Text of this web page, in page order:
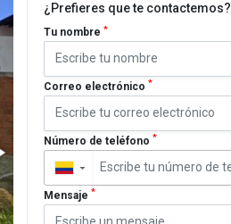
¿Prefieres que te contactemos?
Tu nombre *
Correo electrónico *
Número de teléfono *
▼
Mensaje *